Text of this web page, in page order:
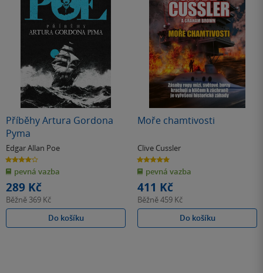
Příběhy Artura Gordona
Pyma
Edgar Allan Poe
4.0
z
5
hvězdiček
pevná vazba
289 Kč
Běžně 369 Kč
Do košíku
Moře chamtivosti
Clive Cussler
5.0
z
5
hvězdiček
pevná vazba
411 Kč
Běžně459 Kč
Do košíku